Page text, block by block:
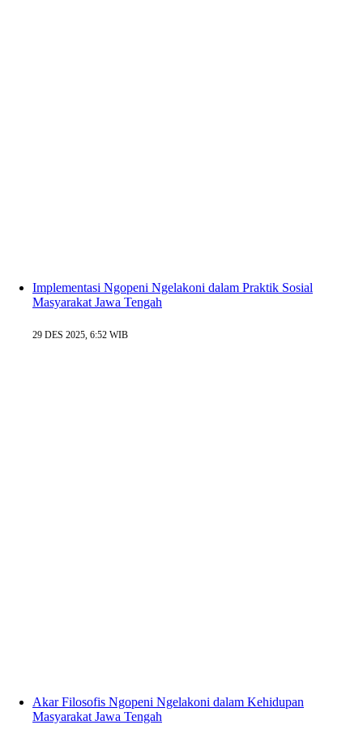
Implementasi Ngopeni Ngelakoni dalam Praktik Sosial
Masyarakat Jawa Tengah
29 DES 2025, 6:52 WIB
Akar Filosofis Ngopeni Ngelakoni dalam Kehidupan
Masyarakat Jawa Tengah